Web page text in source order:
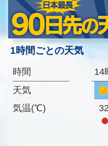
1時間ごとの天気
時間
天気
気温(℃)
14
32